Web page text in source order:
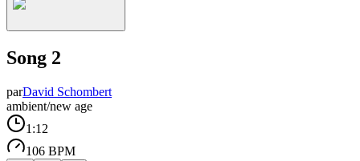
Song 2
parDavid Schombert
ambient/new age
1:12
106 BPM